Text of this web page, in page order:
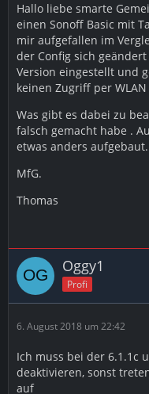
Hallo liebe smarte
einen Sonoff Basic mit
mir aufgefallen im
der Config sich
Version eingestellt und
keinen Zugriff per
Was gibt es dabei zu
falsch gemacht habe .
etwas anders aufgebaut.
MfG.
Thomas
Oggy1
Profi
6. August 2018 um 22:42
Ich muss bei der 6.1.1c
deaktivieren, sonst
auf